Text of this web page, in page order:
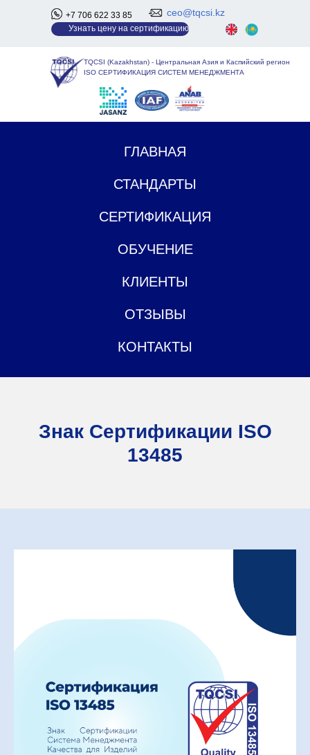
+7 706 622 33 85 ceo@tqcsi.kz
Узнать цену на сертификацию
TQCSI (Kazakhstan) - Центральная Азия и Каспийский регион
ISO СЕРТИФИКАЦИЯ СИСТЕМ МЕНЕДЖМЕНТА
ГЛАВНАЯ
СТАНДАРТЫ
СЕРТИФИКАЦИЯ
ОБУЧЕНИЕ
КЛИЕНТЫ
ОТЗЫВЫ
КОНТАКТЫ
Знак Сертификации ISO
13485